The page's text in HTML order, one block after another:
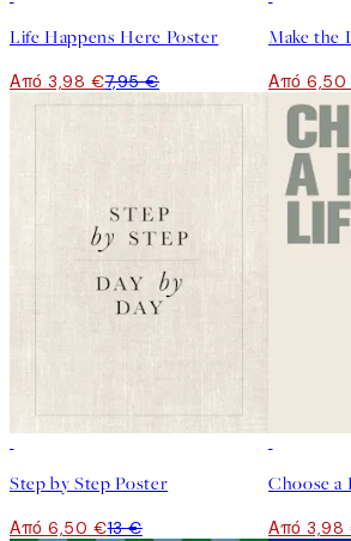
Life Happens Here Poster
Από 3,98 €7,95 €
Make the
Από
Step by Step Poster
Από 6,50 €13 €
Choose a
Από 3,98